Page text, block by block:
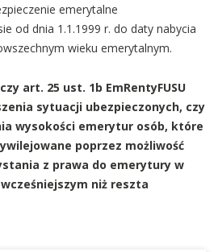
emerytalne
od dnia 1.1.1999 r. do daty nabycia
wieku emerytalnym.
czy art. 25 ust. 1b EmRentyFUSU
sytuacji ubezpieczonych, czy
wysokości emerytur osób, które
poprzez możliwość
z prawa do emerytury w
niż reszta